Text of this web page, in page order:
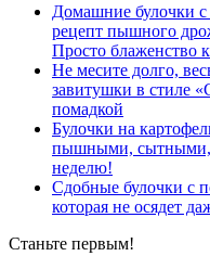
Домашние булочки с
рецепт пышного
Просто блаженство
Не месите долго,
завитушки в стиле
помадкой
Булочки на
пышными, сытными,
неделю!
Сдобные булочки с
которая не осядет
Станьте первым!